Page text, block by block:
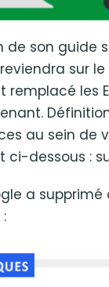
de son guide
sur
remplacé les
au sein de
ci-dessous :
a